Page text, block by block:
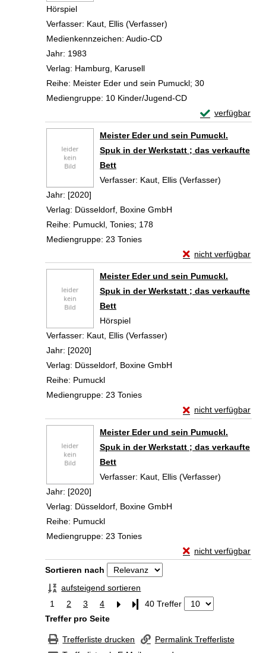
Hörspiel
Verfasser: Kaut, Ellis (Verfasser)
Medienkennzeichen: Audio-CD
Jahr: 1983
Verlag: Hamburg, Karusell
Reihe: Meister Eder und sein Pumuckl; 30
Mediengruppe: 10 Kinder/Jugend-CD
verfügbar
Exemplar-
Meister Eder und sein Pumuckl.
Spuk in der Werkstatt ; das verkaufte
Bett
Verfasser: Kaut, Ellis (Verfasser)
Jahr: [2020]
Verlag: Düsseldorf, Boxine GmbH
Reihe: Pumuckl, Tonies; 178
Mediengruppe: 23 Tonies
nicht verfügbar
Exemplar-Details
Meister Eder und sein Pumuckl.
Spuk in der Werkstatt ; das verkaufte
Bett
Hörspiel
Verfasser: Kaut, Ellis (Verfasser)
Jahr: [2020]
Verlag: Düsseldorf, Boxine GmbH
Reihe: Pumuckl
Mediengruppe: 23 Tonies
nicht verfügbar
Exemplar-Details
Meister Eder und sein Pumuckl.
Spuk in der Werkstatt ; das verkaufte
Bett
Verfasser: Kaut, Ellis (Verfasser)
Jahr: [2020]
Verlag: Düsseldorf, Boxine GmbH
Reihe: Pumuckl
Mediengruppe: 23 Tonies
nicht verfügbar
Exemplar-Details
Zu den Suchfiltern springen
Sortieren nach
aufsteigend sortieren
1
2 3 4 Letzte Seite
40 Treffer
Treffer pro Seite
Trefferliste drucken
Permalink Trefferliste